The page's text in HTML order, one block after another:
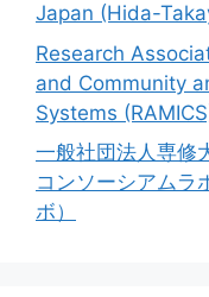
Japan (Hida-
Research
and Community
Systems
一般社団法人専修
コンソーシアムラ
ボ）